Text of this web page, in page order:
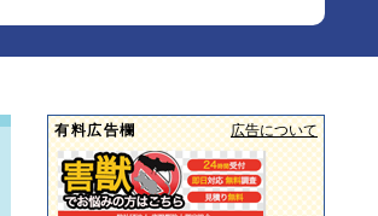
有料広告欄 広告について